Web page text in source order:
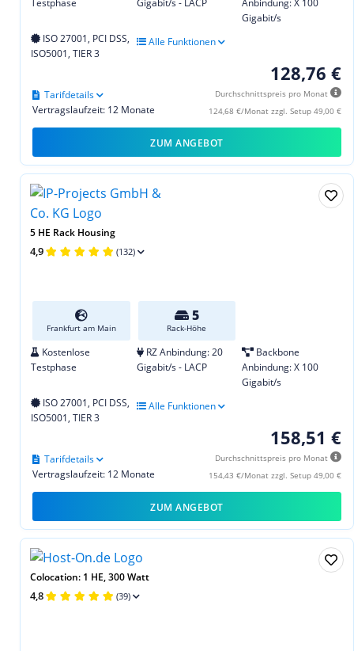
Testphase
Gigabit/s - LACP
Anbindung: X 100
Gigabit/s
ISO 27001, PCI DSS,
ISO5001, TIER 3
Alle Funktionen
128,76 €
Durchschnittspreis pro Monat
124,68 €/Monat zzgl. Setup 49,00 €
Vertragslaufzeit: 12 Monate
Tarifdetails
ZUM ANGEBOT
5 HE Rack Housing
4,9 (132)
Frankfurt am Main
5
Rack-Höhe
Kostenlose
Testphase
RZ Anbindung: 20
Gigabit/s - LACP
Backbone
Anbindung: X 100
Gigabit/s
ISO 27001, PCI DSS,
ISO5001, TIER 3
Alle Funktionen
158,51 €
Durchschnittspreis pro Monat
154,43 €/Monat zzgl. Setup 49,00 €
Vertragslaufzeit: 12 Monate
Tarifdetails
ZUM ANGEBOT
Colocation: 1 HE, 300 Watt
4,8 (39)